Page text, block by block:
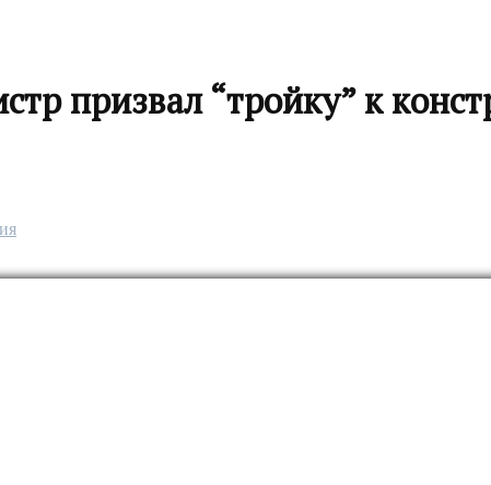
призвал “тройку” к